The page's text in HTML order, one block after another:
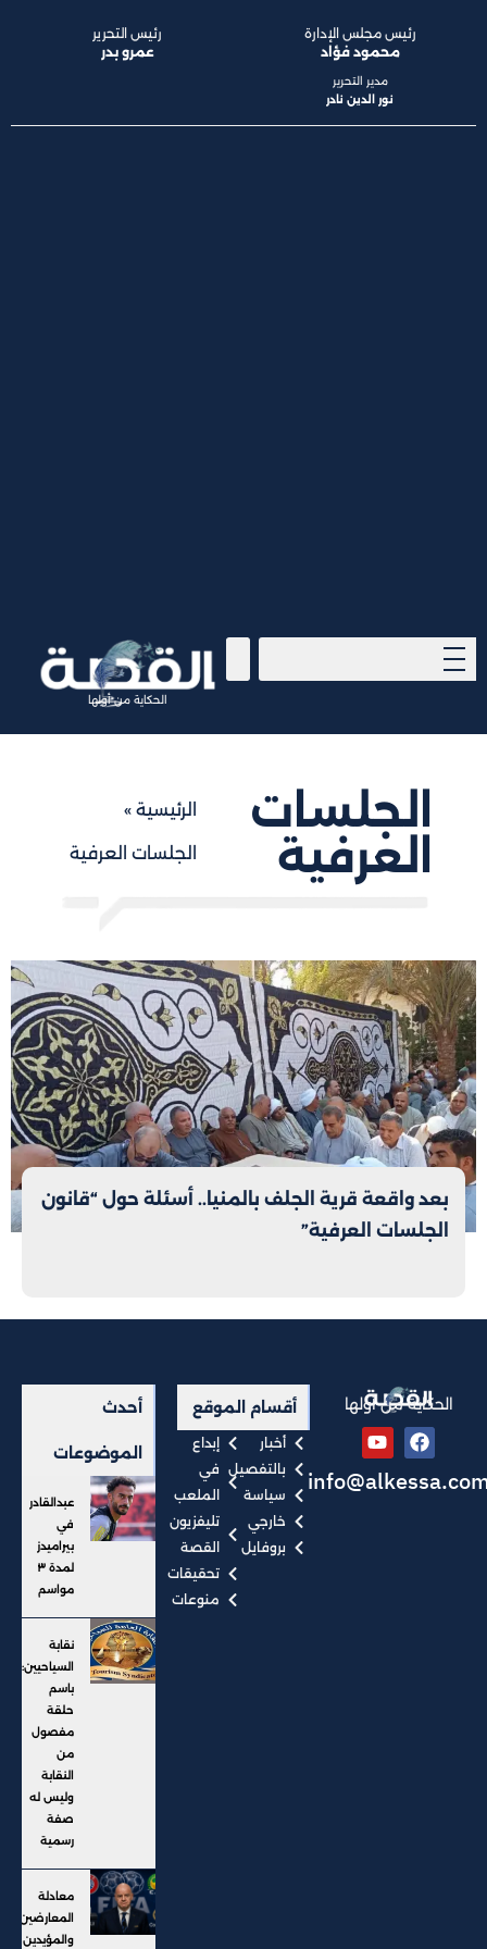
الحكاية من أولها
رئيس مجلس الإدارة
محمود فؤاد
مدير التحرير
نور الدين نادر
رئيس التحرير
عمرو بدر
الجلسات
العرفية
الرئيسية»
الجلسات العرفية
بعد واقعة قرية الجلف بالمنيا.. أسئلة حول “قانون
الجلسات العرفية”
الحكاية من أولها أقسام الموقع
أخبار
بالتفصيل
سياسة
خارجي
بروفايل
إبداع
في
الملعب
تليفزيون
القصة
تحقيقات
منوعات
أحدث
الموضوعات
عبدالقادر
في
بيراميدز
لمدة ٣
مواسم
نقابة
السياحيين:
باسم
حلقة
مفصول
من
النقابة
وليس له
صفة
رسمية
معادلة
المعارضين
والمؤيدين